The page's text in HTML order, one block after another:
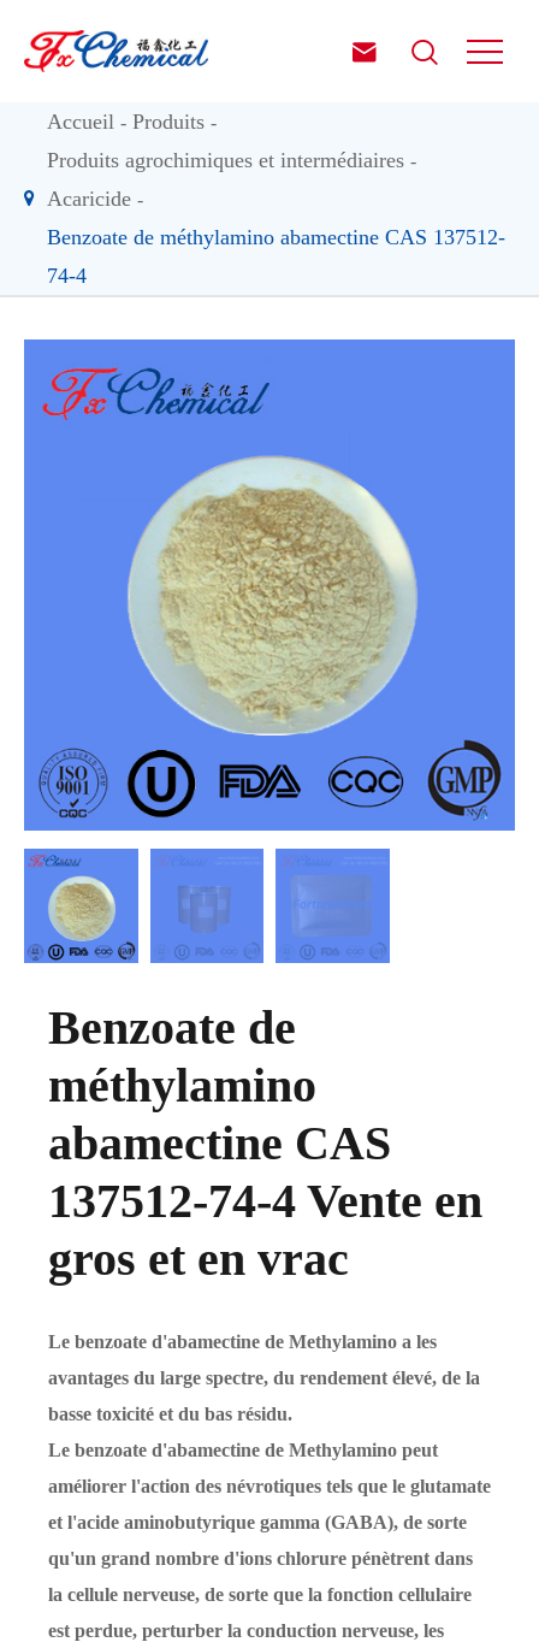
 
Accueil
Produits
Produits agrochimiques et intermédiaires
Acaricide
Benzoate de méthylamino abamectine CAS 137512-
74-4
Benzoate de
méthylamino
abamectine CAS
137512-74-4 Vente en
gros et en vrac
Le benzoate d'abamectine de Methylamino a les
avantages du large spectre, du rendement élevé, de la
basse toxicité et du bas résidu.
Le benzoate d'abamectine de Methylamino peut
améliorer l'action des névrotiques tels que le glutamate
et l'acide aminobutyrique gamma (GABA), de sorte
qu'un grand nombre d'ions chlorure pénètrent dans
la cellule nerveuse, de sorte que la fonction cellulaire
est perdue, perturber la conduction nerveuse, les